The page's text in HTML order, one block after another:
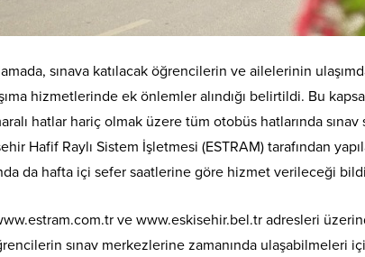
sınava katılacak öğrencilerin ve ailelerinin
hizmetlerinde ek önlemler alındığı belirtildi. Bu
hatlar hariç olmak üzere tüm otobüs hatlarında
Hafif Raylı Sistem İşletmesi (ESTRAM) tarafından
da hafta içi sefer saatlerine göre hizmet verileceği
ve www.eskisehir.bel.tr adresleri
sınav merkezlerine zamanında ulaşabilmeleri